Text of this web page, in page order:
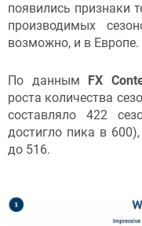
появились признаки
производимых
возможно, и в Европе.
По данным FX
роста количества
составляло 422
достигло пика в
до 516.